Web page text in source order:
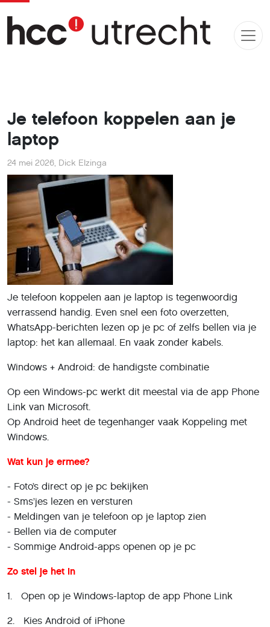
Je telefoon koppelen aan je
laptop
24 mei 2026, Dick Elzinga
Je telefoon koppelen aan je laptop is tegenwoordig
verrassend handig. Even snel een foto overzetten,
WhatsApp-berichten lezen op je pc of zelfs bellen via je
laptop: het kan allemaal. En vaak zonder kabels.
Windows + Android: de handigste combinatie
Op een Windows-pc werkt dit meestal via de app Phone
Link van Microsoft.
Op Android heet de tegenhanger vaak Koppeling met
Windows.
Wat kun je ermee?
- Foto’s direct op je pc bekijken
- Sms’jes lezen en versturen
- Meldingen van je telefoon op je laptop zien
- Bellen via de computer
- Sommige Android-apps openen op je pc
Zo stel je het in
1. Open op je Windows-laptop de app Phone Link
2. Kies Android of iPhone